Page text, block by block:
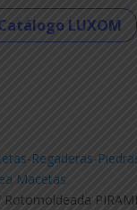
LUXOM
Regaderas-
Macetas
Rotomoldeada